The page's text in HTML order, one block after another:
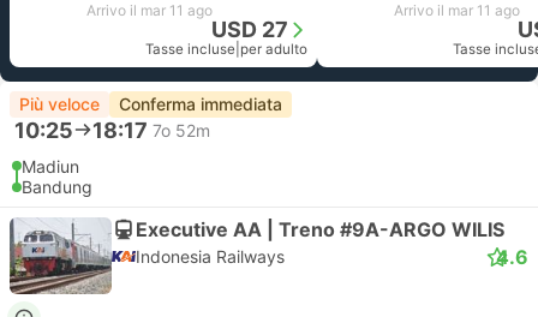
Arrivo il mar 11 ago
USD 27
Tasse incluse per adulto
Arrivo il mar 11 ago
Tasse
Più veloce Conferma immediata
10:25 18:17 7o 52m
Madiun
Bandung
Executive AA | Treno #9A-ARGO WILIS
Indonesia Railways 4.6